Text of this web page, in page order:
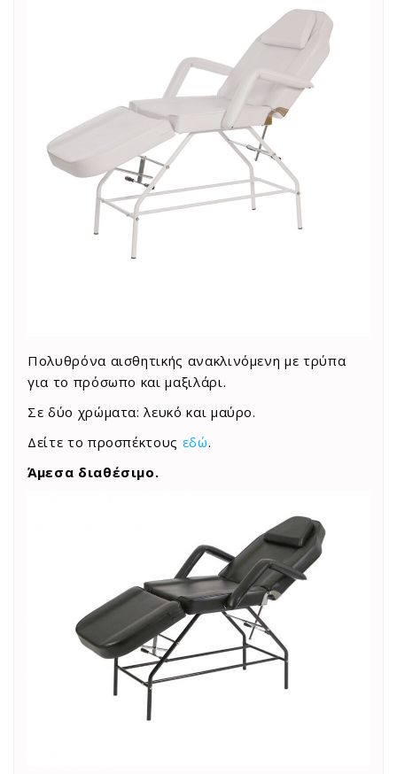
Πολυθρόνα αισθητικής ανακλινόμενη με τρύπα
για το πρόσωπο και μαξιλάρι.
Σε δύο χρώματα: λευκό και μαύρο.
Δείτε το προσπέκτους εδώ.
Άμεσα διαθέσιμο.